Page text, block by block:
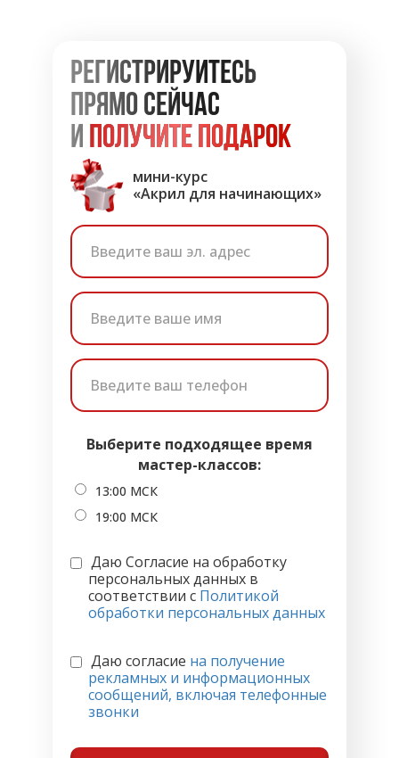
Регистрируйтесь
прямо сейчас
и получите подарок
мини-курс
«Акрил для начинающих»
Выберите подходящее время
мастер-классов:
13:00 МСК
19:00 МСК
Даю Согласие на обработку
персональных данных в
соответствии с Политикой
обработки персональных данных
Даю согласие на получение
рекламных и информационных
сообщений, включая телефонные
звонки